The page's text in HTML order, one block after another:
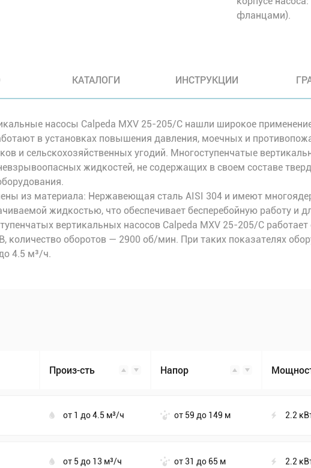
фланцами).
КАТАЛОГИ ИНСТРУКЦИИ
насосы Calpeda MXV 25-205/C нашли широкое
в установках повышения давления, моечных и
и сельскохозяйственных угодий. Многоступенчатые
жидкостей, не содержащих в своем составе
из материала: Нержавеющая сталь AISI 304 и имеют
жидкостью, что обеспечивает бесперебойную работу и
вертикальных насосов Calpeda MXV 25-205/C
количество оборотов — 2900 об/мин. При таких показателях
4.5 м³/ч.
Произ-сть Напор
от 1 до 4.5 м³/ч от 59 до 149 м 2.2
от 5 до 13 м³/ч от 31 до 65 м 2.2